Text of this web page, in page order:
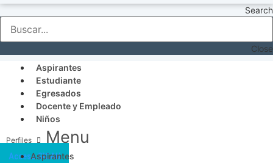
Search
Close
Aspirantes
Estudiante
Egresados
Docente y Empleado
Niños
Menu
Aspirantes
Acceso SICAU